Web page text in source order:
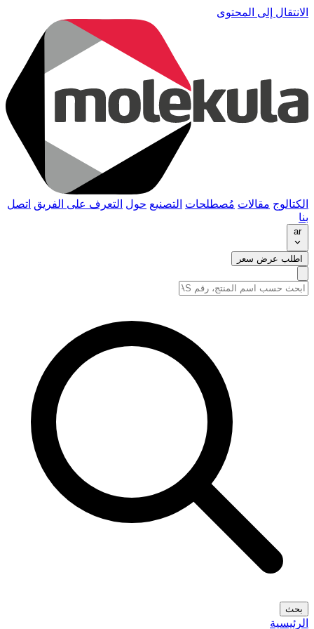
الانتقال إلى المحتوى
الكتالوج مقالات مُصطلحات التصنيع حول التعرف على الفريق اتصل
بنا
ar
اطلب عرض سعر
بحث
الرئيسية